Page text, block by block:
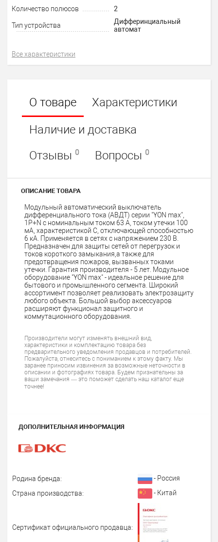
Количество полюсов 2
Тип устройства
Дифферинциальный
автомат
Все характеристики
О товаре
Характеристики
Наличие и доставка
Отзывы 0 Вопросы 0
ОПИСАНИЕ ТОВАРА
Модульный автоматический выключатель
дифференциального тока (АВДТ) серии "YON max",
1P+N с номинальным током 63 А, током утечки 100
мА, характеристикой C, отключающей способностью
6 кА. Применяется в сетях с напряжением 230 В.
Предназначен для защиты сетей от перегрузок и
токов короткого замыкания,а также для
предотвращения пожаров, вызванных токами
утечки. Гарантия производителя - 5 лет. Модульное
оборудование "YON max" - идеальное решение для
бытового и промышленного сегмента. Широкий
ассортимент позволяет реализовать электрозащиту
любого объекта. Большой выбор аксессуаров
расширяют функционал защитного и
коммутационного оборудования.
Производители могут изменять внешний вид,
характеристики и комплектацию товара без
предварительного уведомления продавцов и потребителей.
Пожалуйста, отнеситесь с пониманием к этому факту. Мы
заранее приносим извинения за возможные неточности в
описании и фотографиях товара. Будем признательны за
ваши замечания — это поможет сделать наш каталог еще
точнее!
ДОПОЛНИТЕЛЬНАЯ ИНФОРМАЦИЯ
Родина бренда:
- Россия
Страна производства:
- Китай
Сертификат официального продавца: